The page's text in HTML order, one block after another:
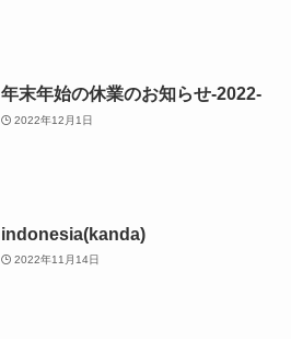
年末年始の休業のお知らせ-2022-
2022年12月1日
indonesia(kanda)
2022年11月14日